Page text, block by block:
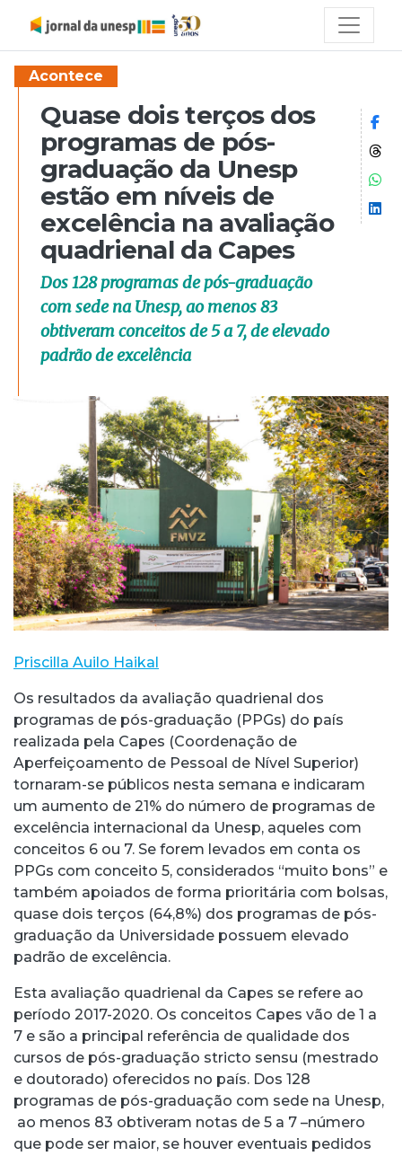
Acontece
Quase dois terços dos
programas de pós-
graduação da Unesp
estão em níveis de
excelência na avaliação
quadrienal da Capes
Dos 128 programas de pós-graduação
com sede na Unesp, ao menos 83
obtiveram conceitos de 5 a 7, de elevado
padrão de excelência
Priscilla Auilo Haikal
Os resultados da avaliação quadrienal dos
programas de pós-graduação (PPGs) do país
realizada pela Capes (Coordenação de
Aperfeiçoamento de Pessoal de Nível Superior)
tornaram-se públicos nesta semana e indicaram
um aumento de 21% do número de programas de
excelência internacional da Unesp, aqueles com
conceitos 6 ou 7. Se forem levados em conta os
PPGs com conceito 5, considerados “muito bons” e
também apoiados de forma prioritária com bolsas,
quase dois terços (64,8%) dos programas de pós-
graduação da Universidade possuem elevado
padrão de excelência.
Esta avaliação quadrienal da Capes se refere ao
período 2017-2020. Os conceitos Capes vão de 1 a
7 e são a principal referência de qualidade dos
cursos de pós-graduação stricto sensu (mestrado
e doutorado) oferecidos no país. Dos 128
programas de pós-graduação com sede na Unesp,
ao menos 83 obtiveram notas de 5 a 7 –número
que pode ser maior, se houver eventuais pedidos